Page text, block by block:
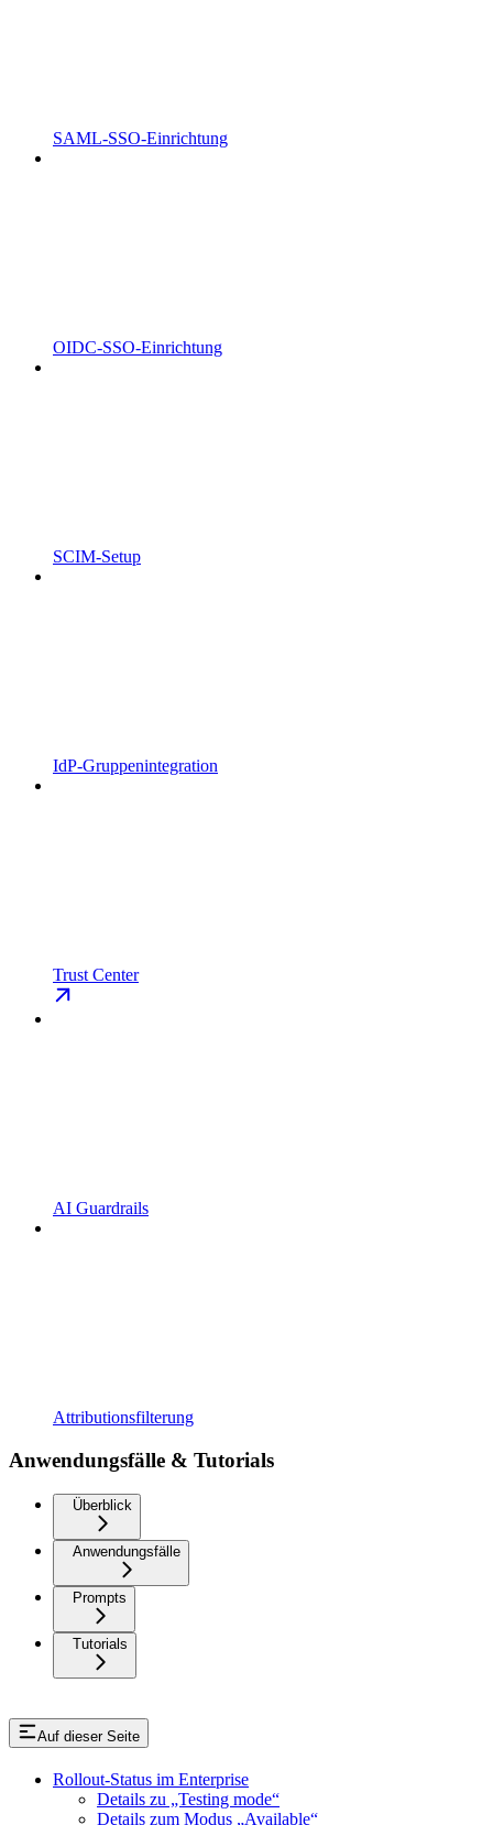
SAML-SSO-Einrichtung
OIDC-SSO-Einrichtung
SCIM-Setup
IdP-Gruppenintegration
Trust Center
AI Guardrails
Attributionsfilterung
Anwendungsfälle & Tutorials
Überblick
Anwendungsfälle
Prompts
Tutorials
Auf dieser Seite
Rollout-Status im Enterprise
Details zu „Testing mode“
Details zum Modus „Available“